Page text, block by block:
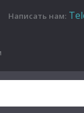
Написать нам: